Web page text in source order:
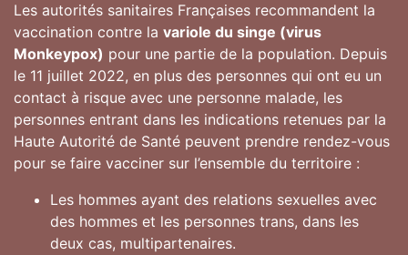
Les autorités sanitaires Françaises recommandent la
vaccination contre la variole du singe (virus
Monkeypox) pour une partie de la population. Depuis
le 11 juillet 2022, en plus des personnes qui ont eu un
contact à risque avec une personne malade, les
personnes entrant dans les indications retenues par la
Haute Autorité de Santé peuvent prendre rendez-vous
pour se faire vacciner sur l’ensemble du territoire :
Les hommes ayant des relations sexuelles avec
des hommes et les personnes trans, dans les
deux cas, multipartenaires.